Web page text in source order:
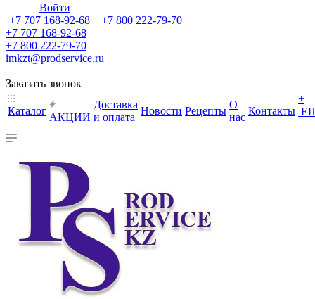
Войти
+7 707 168-92-68 +7 800 222-79-70
+7 707 168-92-68
+7 800 222-79-70
imkzt@prodservice.ru
Заказать звонок
Каталог
АКЦИИ
Доставка
и оплата
Новости Рецепты
О
нас
Контакты
+